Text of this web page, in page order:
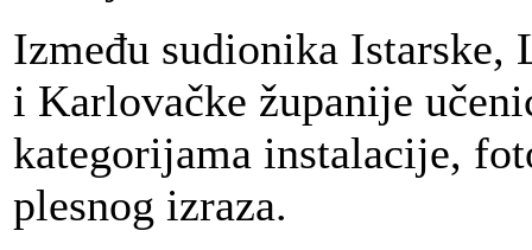
Između sudionika Istarske,
i Karlovačke županije
kategorijama instalacije,
plesnog izraza.